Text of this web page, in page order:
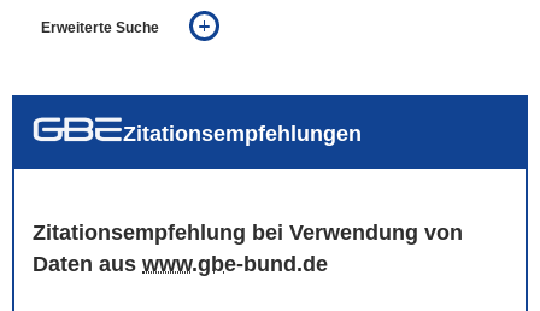
Erweiterte Suche
auch in allen Texten suchen (Volltextsuche)
Zitationsempfehlungen
Zitationsempfehlung bei Verwendung von
Daten aus www.gbe-bund.de